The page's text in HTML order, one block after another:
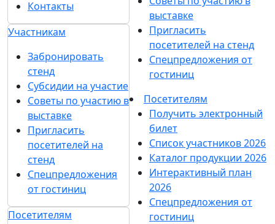
Контакты
Участникам
Забронировать
стенд
Субсидии на участие
Советы по участию в
выставке
Пригласить
посетителей на
стенд
Спецпредложения
от гостиниц
Посетителям
выставке
Пригласить
посетителей на стенд
Спецпредложения от
гостиниц
Посетителям
Получить электронный
билет
Список участников 2026
Каталог продукции 2026
Интерактивный план
2026
Спецпредложения от
гостиниц